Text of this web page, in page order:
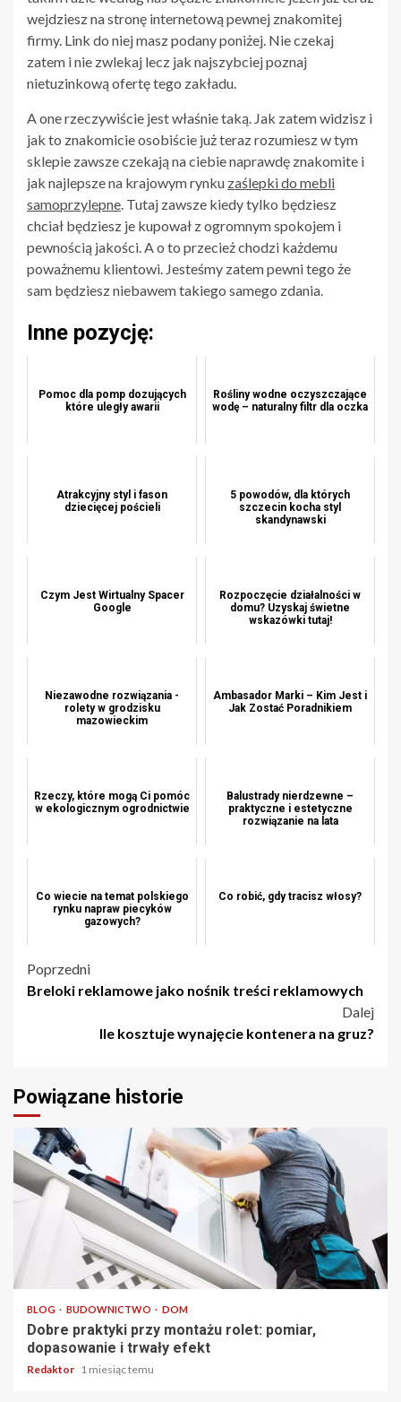
wejdziesz na stronę internetową pewnej znakomitej
firmy. Link do niej masz podany poniżej. Nie czekaj
zatem i nie zwlekaj lecz jak najszybciej poznaj
nietuzinkową ofertę tego zakładu.
A one rzeczywiście jest właśnie taką. Jak zatem widzisz i
jak to znakomicie osobiście już teraz rozumiesz w tym
sklepie zawsze czekają na ciebie naprawdę znakomite i
jak najlepsze na krajowym rynku zaślepki do mebli
samoprzylepne . Tutaj zawsze kiedy tylko będziesz
chciał będziesz je kupował z ogromnym spokojem i
pewnością jakości. A o to przecież chodzi każdemu
poważnemu klientowi. Jesteśmy zatem pewni tego że
sam będziesz niebawem takiego samego zdania.
Inne pozycję:
Pomoc dla pomp dozujących
które uległy awarii
Rośliny wodne oczyszczające
wodę – naturalny filtr dla oczka
Atrakcyjny styl i fason
dziecięcej pościeli
5 powodów, dla których
szczecin kocha styl
skandynawski
Czym Jest Wirtualny Spacer
Google
Rozpoczęcie działalności w
domu? Uzyskaj świetne
wskazówki tutaj!
Niezawodne rozwiązania -
rolety w grodzisku
mazowieckim
Ambasador Marki – Kim Jest i
Jak Zostać Poradnikiem
Rzeczy, które mogą Ci pomóc
w ekologicznym ogrodnictwie
Balustrady nierdzewne –
praktyczne i estetyczne
rozwiązanie na lata
Co wiecie na temat polskiego
rynku napraw piecyków
gazowych?
Co robić, gdy tracisz włosy?
Nawigacja
Poprzedni
Breloki reklamowe jako nośnik treści reklamowych
Dalej
Ile kosztuje wynajęcie kontenera na gruz?
Powiązane historie
4 min odczytu
BLOG BUDOWNICTWO DOM
Dobre praktyki przy montażu rolet: pomiar,
dopasowanie i trwały efekt
Redaktor 1 miesiąc temu